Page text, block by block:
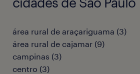
área rural de araçariguama (3)
área rural de cajamar (9)
campinas (3)
centro (3)